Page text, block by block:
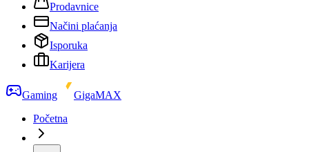
Prodavnice
Načini plaćanja
Isporuka
Karijera
Gaming
GigaMAX
Početna